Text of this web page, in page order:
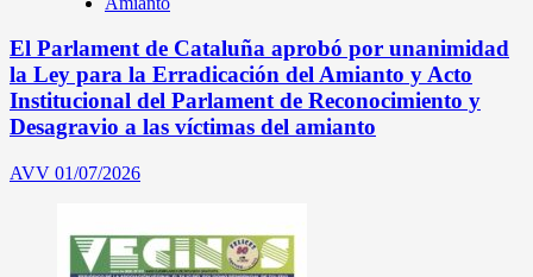
El Parlament de Cataluña aprobó por unanimidad
la Ley para la Erradicación del Amianto y Acto
Institucional del Parlament de Reconocimiento y
Desagravio a las víctimas del amianto
AVV 01/07/2026